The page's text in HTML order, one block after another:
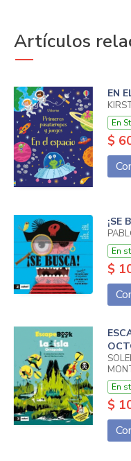
Artículos
EN
En
$
¡SE
En
$
En
$